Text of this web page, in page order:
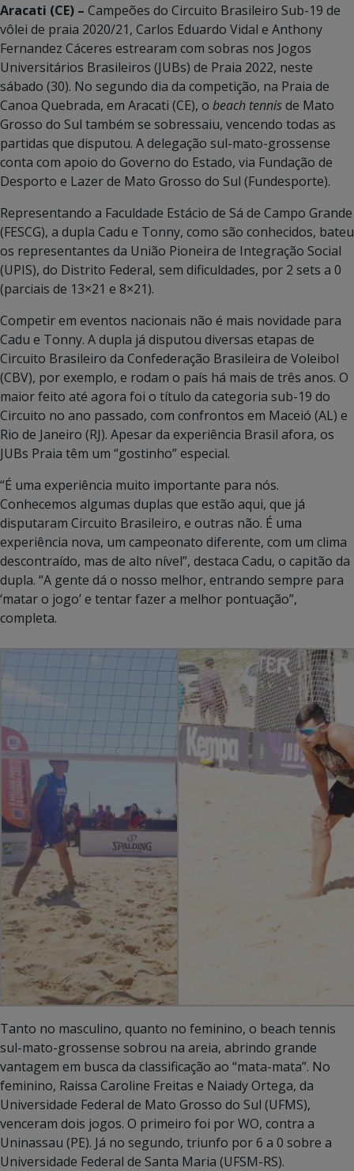
Aracati (CE) – Campeões do Circuito Brasileiro Sub-19 de
vôlei de praia 2020/21, Carlos Eduardo Vidal e Anthony
Fernandez Cáceres estrearam com sobras nos Jogos
Universitários Brasileiros (JUBs) de Praia 2022, neste
sábado (30). No segundo dia da competição, na Praia de
Canoa Quebrada, em Aracati (CE), o beach tennisde Mato
Grosso do Sul também se sobressaiu, vencendo todas as
partidas que disputou. A delegação sul-mato-grossense
conta com apoio do Governo do Estado, via Fundação de
Desporto e Lazer de Mato Grosso do Sul (Fundesporte).
Representando a Faculdade Estácio de Sá de Campo Grande
(FESCG), a dupla Cadu e Tonny, como são conhecidos, bateu
os representantes da União Pioneira de Integração Social
(UPIS), do Distrito Federal, sem dificuldades, por 2 sets a 0
(parciais de 13×21 e 8×21).
Competir em eventos nacionais não é mais novidade para
Cadu e Tonny. A dupla já disputou diversas etapas de
Circuito Brasileiro da Confederação Brasileira de Voleibol
(CBV), por exemplo, e rodam o país há mais de três anos. O
maior feito até agora foi o título da categoria sub-19 do
Circuito no ano passado, com confrontos em Maceió (AL) e
Rio de Janeiro (RJ). Apesar da experiência Brasil afora, os
JUBs Praia têm um “gostinho” especial.
“É uma experiência muito importante para nós.
Conhecemos algumas duplas que estão aqui, que já
disputaram Circuito Brasileiro, e outras não. É uma
experiência nova, um campeonato diferente, com um clima
descontraído, mas de alto nível”, destaca Cadu, o capitão da
dupla. “A gente dá o nosso melhor, entrando sempre para
‘matar o jogo’ e tentar fazer a melhor pontuação”,
completa.
Tanto no masculino, quanto no feminino, o beach tennis
sul-mato-grossense sobrou na areia, abrindo grande
vantagem em busca da classificação ao “mata-mata”. No
feminino, Raissa Caroline Freitas e Naiady Ortega, da
Universidade Federal de Mato Grosso do Sul (UFMS),
venceram dois jogos. O primeiro foi por WO, contra a
Uninassau (PE). Já no segundo, triunfo por 6 a 0 sobre a
Universidade Federal de Santa Maria (UFSM-RS).